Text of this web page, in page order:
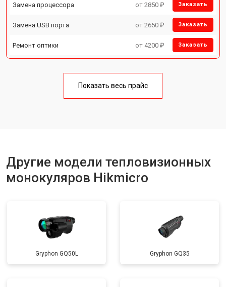
Замена процессора от 2850 ₽ Заказать
Замена USB порта от 2650 ₽ Заказать
Ремонт оптики от 4200 ₽ Заказать
Показать весь прайс
Другие модели тепловизионных
монокуляров Hikmicro
Gryphon GQ50L Gryphon GQ35